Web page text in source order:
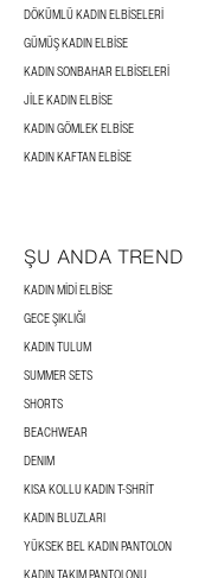
DÖKÜMLÜ KADIN ELBISELERI
GÜMÜŞ KADIN ELBISE
KADIN SONBAHAR ELBISELERI
JILE KADIN ELBISE
KADIN GÖMLEK ELBISE
KADIN KAFTAN ELBISE
ŞU ANDA TREND
KADIN MIDI ELBISE
GECE ŞIKLIĞI
KADIN TULUM
SUMMER SETS
SHORTS
BEACHWEAR
DENIM
KISA KOLLU KADIN T-SHRIT
KADIN BLUZLARI
YÜKSEK BEL KADIN PANTOLON